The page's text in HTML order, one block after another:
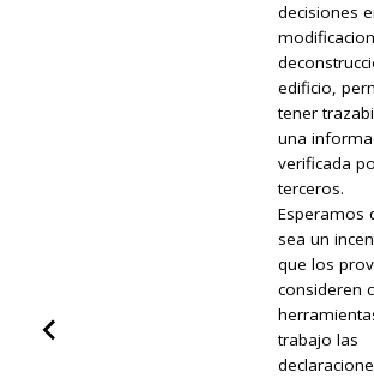
decisiones
edificio,
tener
una
verificada
terceros.
Esperamos
sea un
que los
consideren
trabajo las